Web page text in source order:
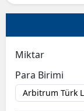
Miktar
Para Birimi